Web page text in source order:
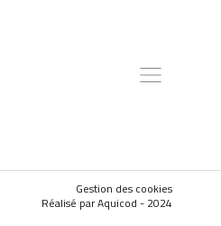
Gestion des cookies
Réalisé par Aquicod - 2024